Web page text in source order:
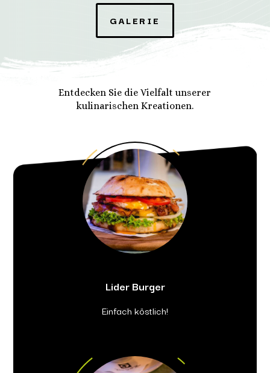
GALERIE
Entdecken Sie die Vielfalt unserer
kulinarischen Kreationen.
Lider Burger
Einfach köstlich!